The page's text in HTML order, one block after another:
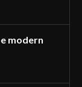
modern